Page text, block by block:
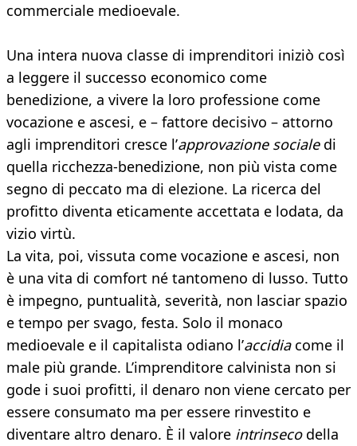
commerciale medioevale.
Una intera nuova classe di imprenditori iniziò così
a leggere il successo economico come
benedizione, a vivere la loro professione come
vocazione e ascesi, e – fattore decisivo – attorno
agli imprenditori cresce l’approvazione socialedi
quella ricchezza-benedizione, non più vista come
segno di peccato ma di elezione. La ricerca del
profitto diventa eticamente accettata e lodata, da
vizio virtù.
La vita, poi, vissuta come vocazione e ascesi, non
è una vita di comfort né tantomeno di lusso. Tutto
è impegno, puntualità, severità, non lasciar spazio
e tempo per svago, festa. Solo il monaco
medioevale e il capitalista odiano l’accidiacome il
male più grande. L’imprenditore calvinista non si
gode i suoi profitti, il denaro non viene cercato per
essere consumato ma per essere rinvestito e
diventare altro denaro. È il valore intrinsecodella